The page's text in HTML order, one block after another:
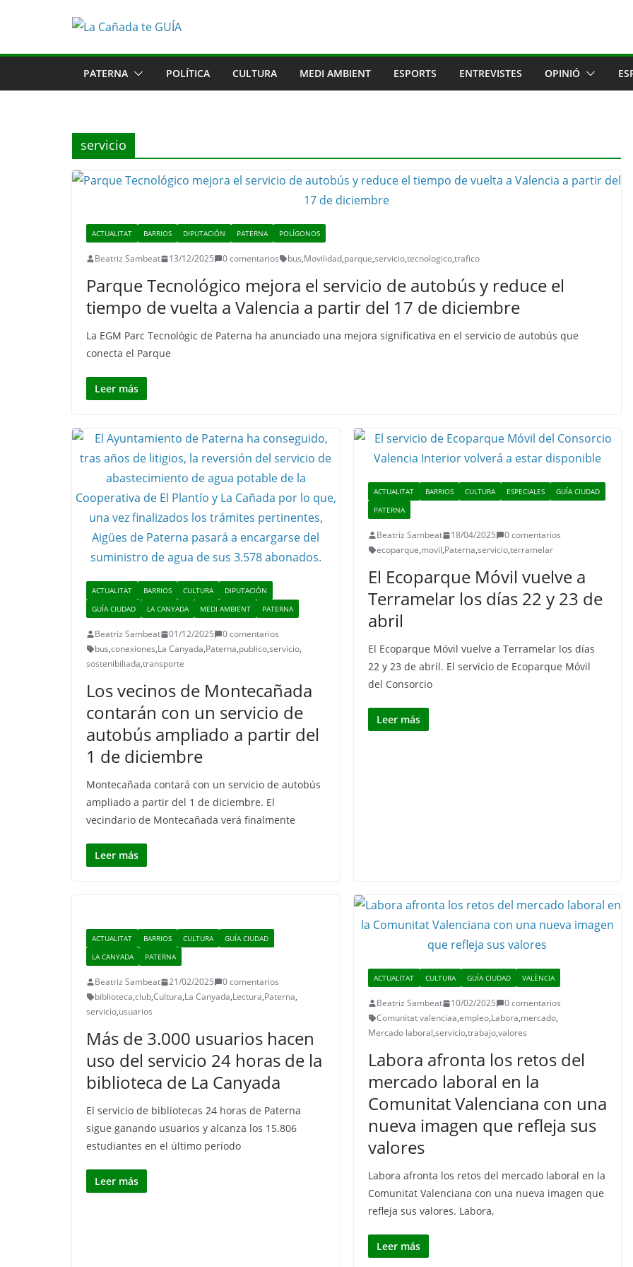
PATERNA POLÍTICA CULTURA MEDI AMBIENT ESPORTS ENTREVISTES OPINIÓ
servicio
ACTUALITAT BARRIOS DIPUTACIÓN PATERNA POLÍGONOS
Beatriz Sambeat 13/12/2025 0 comentarios bus,Movilidad,parque,servicio,tecnologico,trafico
Parque Tecnológico mejora el servicio de autobús y reduce el
tiempo de vuelta a Valencia a partir del 17 de diciembre
La EGM Parc Tecnològic de Paterna ha anunciado una mejora significativa en el servicio de autobús que
conecta el Parque
Leer más
ACTUALITAT BARRIOS CULTURA
DIPUTACIÓN
GUÍA CIUDAD
LA CANYADA MEDI AMBIENT PATERNA
Beatriz Sambeat 01/12/2025
0 comentarios
bus,conexiones,La Canyada,Paterna,publico,servicio,
sostenibiliada,transporte
Los vecinos de Montecañada
contarán con un servicio de
autobús ampliado a partir del
1 de diciembre
Montecañada contará con un servicio de autobús
ampliado a partir del 1 de diciembre. El
vecindario de Montecañada verá finalmente
Leer más
ACTUALITAT BARRIOS CULTURA ESPECIALES
GUÍA CIUDAD
PATERNA
Beatriz Sambeat 18/04/2025
0 comentarios
ecoparque,movil,Paterna,servicio,terramelar
El Ecoparque Móvil vuelve a
Terramelar los días 22 y 23 de
abril
El Ecoparque Móvil vuelve a Terramelar los días
22 y 23 de abril. El servicio de Ecoparque Móvil
del Consorcio
Leer más
ACTUALITAT BARRIOS CULTURA
GUÍA CIUDAD
LA CANYADA
PATERNA
Beatriz Sambeat 21/02/2025
0 comentarios
biblioteca,club,Cultura,La Canyada,Lectura,Paterna,
servicio,usuarios
Más de 3.000 usuarios hacen
uso del servicio 24 horas de la
biblioteca de La Canyada
El servicio de bibliotecas 24 horas de Paterna
sigue ganando usuarios y alcanza los 15.806
estudiantes en el último período
Leer más
ACTUALITAT CULTURA GUÍA CIUDAD VALÈNCIA
Beatriz Sambeat 10/02/2025
0 comentarios
Comunitat valenciaa,empleo,Labora,mercado,
Mercado laboral,servicio,trabajo,valores
Labora afronta los retos del
mercado laboral en la
Comunitat Valenciana con una
nueva imagen que refleja sus
valores
Labora afronta los retos del mercado laboral en la
Comunitat Valenciana con una nueva imagen que
refleja sus valores. Labora,
Leer más